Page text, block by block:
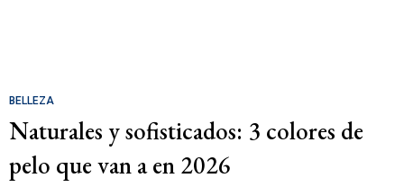
BELLEZA
Naturales y sofisticados: 3 colores de
pelo que van a en 2026